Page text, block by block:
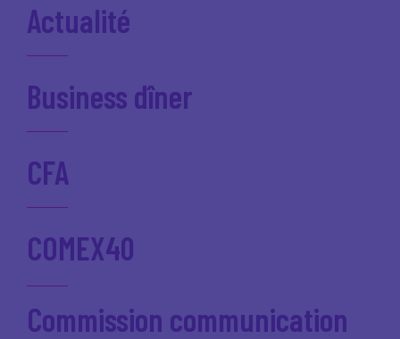
Actualité
Business dîner
CFA
COMEX40
Commission communication